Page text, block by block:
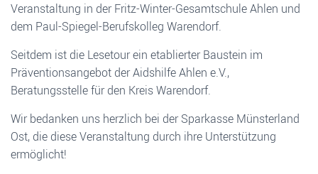
Veranstaltung in der Fritz-Winter-Gesamtschule Ahlen und
dem Paul-Spiegel-Berufskolleg Warendorf.
Seitdem ist die Lesetour ein etablierter Baustein im
Präventionsangebot der Aidshilfe Ahlen e.V.,
Beratungsstelle für den Kreis Warendorf.
Wir bedanken uns herzlich bei der Sparkasse Münsterland
Ost, die diese Veranstaltung durch ihre Unterstützung
ermöglicht!